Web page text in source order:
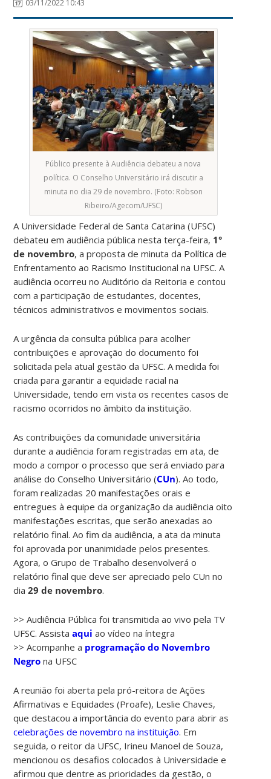
03/11/2022 10:43
Público presente à Audiência debateu a nova
política. O Conselho Universitário irá discutir a
minuta no dia 29 de novembro. (Foto: Robson
Ribeiro/Agecom/UFSC)
A Universidade Federal de Santa Catarina (UFSC)
debateu em audiência pública nesta terça-feira, 1°
de novembro, a proposta de minuta da Política de
Enfrentamento ao Racismo Institucional na UFSC. A
audiência ocorreu no Auditório da Reitoria e contou
com a participação de estudantes, docentes,
técnicos administrativos e movimentos sociais.
A urgência da consulta pública para acolher
contribuições e aprovação do documento foi
solicitada pela atual gestão da UFSC. A medida foi
criada para garantir a equidade racial na
Universidade, tendo em vista os recentes casos de
racismo ocorridos no âmbito da instituição.
As contribuições da comunidade universitária
durante a audiência foram registradas em ata, de
modo a compor o processo que será enviado para
análise do Conselho Universitário (CUn). Ao todo,
foram realizadas 20 manifestações orais e
entregues à equipe da organização da audiência oito
manifestações escritas, que serão anexadas ao
relatório final. Ao fim da audiência, a ata da minuta
foi aprovada por unanimidade pelos presentes.
Agora, o Grupo de Trabalho desenvolverá o
relatório final que deve ser apreciado pelo CUn no
dia29 de novembro.
>> Audiência Pública foi transmitida ao vivo pela TV
UFSC. Assistaaqui ao vídeo na íntegra
>> Acompanhe a programação do Novembro
Negro na UFSC
A reunião foi aberta pela pró-reitora de Ações
Afirmativas e Equidades (Proafe), Leslie Chaves,
que destacou a importância do evento para abrir as
celebrações de novembro na instituição. Em
seguida, o reitor da UFSC, Irineu Manoel de Souza,
mencionou os desafios colocados à Universidade e
afirmou que dentre as prioridades da gestão, o